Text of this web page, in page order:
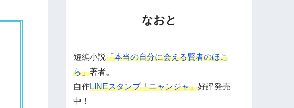
なおと
短編小説「本当の自分に会える賢者のほこ
ら」著者。
自作LINEスタンプ「ニャンジャ」好評発売
中！